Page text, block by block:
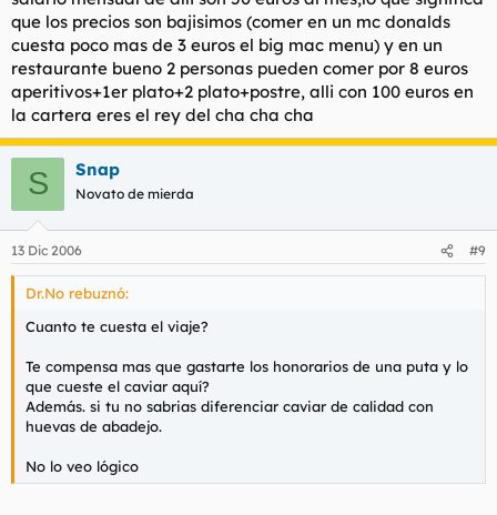
que los precios son bajisimos (comer en un mc donalds
cuesta poco mas de 3 euros el big mac menu) y en un
restaurante bueno 2 personas pueden comer por 8 euros
aperitivos+1er plato+2 plato+postre, alli con 100 euros en
la cartera eres el rey del cha cha cha
S Snap
Novato de mierda
13 Dic 2006 #9
Dr.No rebuznó:
Cuanto te cuesta el viaje?
Te compensa mas que gastarte los honorarios de una puta y lo
que cueste el caviar aquí?
Además. si tu no sabrias diferenciar caviar de calidad con
huevas de abadejo.
No lo veo lógico